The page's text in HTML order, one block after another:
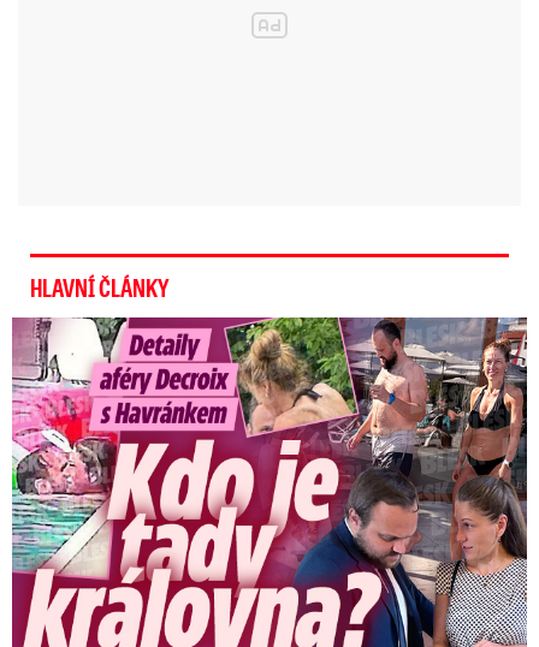
Úprav vzhledu bez šlechtění docílit nejde,
české Komory veterinárních lékařů Radka
Vaňouová.
Buldoček Andrew zmizel beze
stopy. Skončil v množině, bojí
se majitelé a nabízí ...
„Lidem připadají roztomilí (buldoci a mopsové,
pozn. red.), neuvědomují si ale, žeprávě tyto
vyšlechtěné znaky způsobují, že plemena mají
horní cesty dýchací nejen zkrácené, ale i
HLAVNÍ ČLÁNKY
Detaily aféry Decroix s Havránkem: Kdo je tady královna?